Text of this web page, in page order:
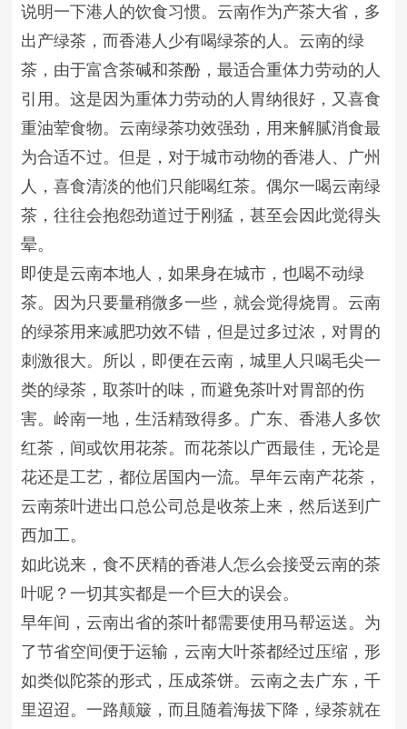
说明一下港人的饮食习惯。云南作为产茶大省，多
出产绿茶，而香港人少有喝绿茶的人。云南的绿
茶，由于富含茶碱和茶酚，最适合重体力劳动的人
引用。这是因为重体力劳动的人胃纳很好，又喜食
重油荤食物。云南绿茶功效强劲，用来解腻消食最
为合适不过。但是，对于城市动物的香港人、广州
人，喜食清淡的他们只能喝红茶。偶尔一喝云南绿
茶，往往会抱怨劲道过于刚猛，甚至会因此觉得头
晕。
即使是云南本地人，如果身在城市，也喝不动绿
茶。因为只要量稍微多一些，就会觉得烧胃。云南
的绿茶用来减肥功效不错，但是过多过浓，对胃的
刺激很大。所以，即便在云南，城里人只喝毛尖一
类的绿茶，取茶叶的味，而避免茶叶对胃部的伤
害。岭南一地，生活精致得多。广东、香港人多饮
红茶，间或饮用花茶。而花茶以广西最佳，无论是
花还是工艺，都位居国内一流。早年云南产花茶，
云南茶叶进出口总公司总是收茶上来，然后送到广
西加工。
如此说来，食不厌精的香港人怎么会接受云南的茶
叶呢？一切其实都是一个巨大的误会。
早年间，云南出省的茶叶都需要使用马帮运送。为
了节省空间便于运输，云南大叶茶都经过压缩，形
如类似陀茶的形式，压成茶饼。云南之去广东，千
里迢迢。一路颠簸，而且随着海拔下降，绿茶就在